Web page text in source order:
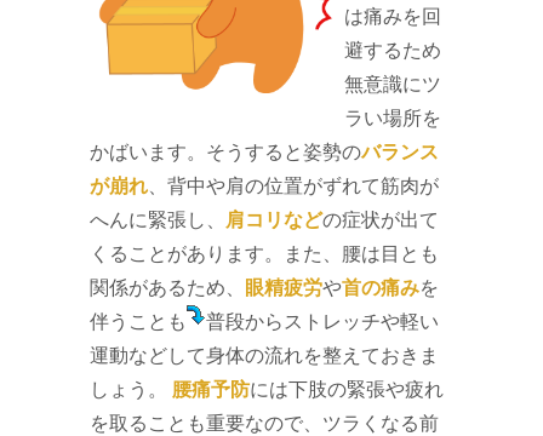
は痛みを回
避するため
無意識にツ
ラい場所を
かばいます。そうすると姿勢のバランス
が崩れ 、背中や肩の位置がずれて筋肉が
へんに緊張し、
肩コリなどの症状が出て
くることがあります。また、腰は目とも
関係があるため、
眼精疲労や首の痛みを
伴うことも
普段からストレッチや軽い
運動などして身体の流れを整えておきま
しょう。 腰痛予防には下肢の緊張や疲れ
を取ることも重要なので、ツラくなる前